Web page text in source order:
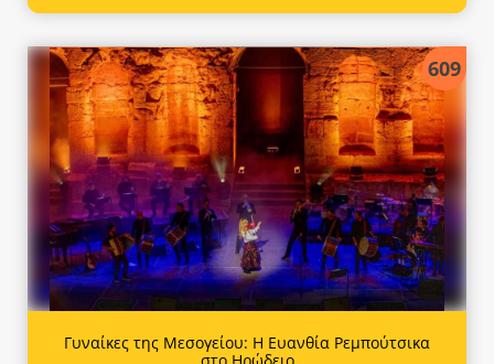
609
Γυναίκες της Μεσογείου: Η Ευανθία Ρεμπούτσικα